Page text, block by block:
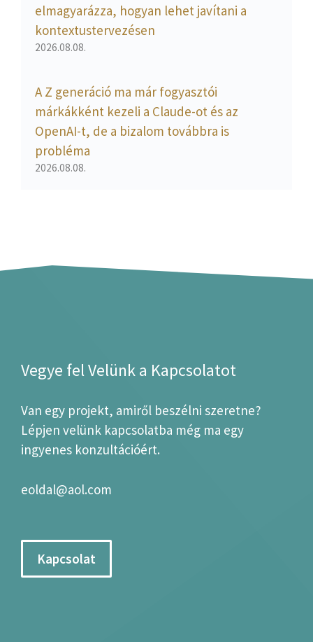
elmagyarázza, hogyan lehet javítani a
kontextustervezésen
2026.08.08.
A Z generáció ma már fogyasztói
márkákként kezeli a Claude-ot és az
OpenAI-t, de a bizalom továbbra is
probléma
2026.08.08.
Vegye fel Velünk a Kapcsolatot
Van egy projekt, amiről beszélni szeretne?
Lépjen velünk kapcsolatba még ma egy
ingyenes konzultációért.
eoldal@aol.com
Kapcsolat